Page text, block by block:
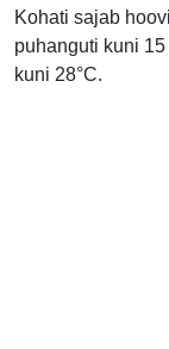
Kohati sajab
puhanguti kuni
kuni 28°C.